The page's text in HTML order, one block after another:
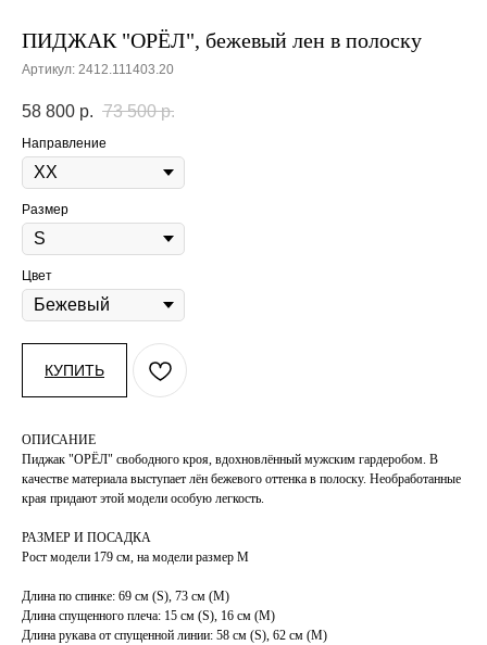
ПИДЖАК "ОРЁЛ", бежевый лен в полоску
Артикул: 2412.111403.20
58 800 р. 73 500 р.
Направление
Размер
Цвет
КУПИТЬ
ОПИСАНИЕ
Пиджак "ОРËЛ" свободного кроя, вдохновлённый мужским гардеробом. В
качестве материала выступает лён бежевого оттенка в полоску. Необработанные
края придают этой модели особую легкость.
РАЗМЕР И ПОСАДКА
Рост модели 179 см, на модели размер М
Длина по спинке: 69 см (S), 73 см (М)
Длина спущенного плеча: 15 см (S), 16 см (М)
Длина рукава от спущенной линии: 58 см (S), 62 см (М)